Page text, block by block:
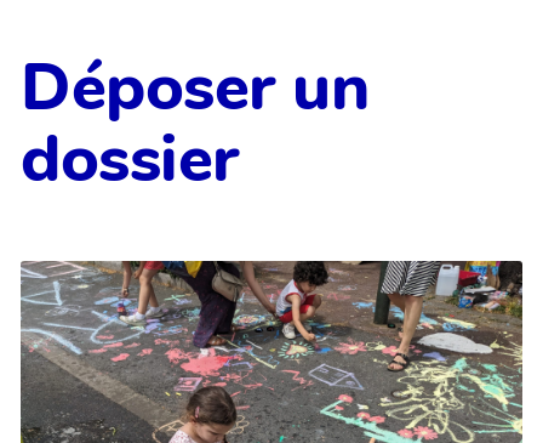
Déposer un
dossier